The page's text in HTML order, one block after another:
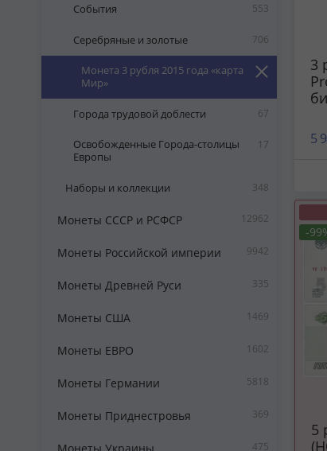
События 553
Серебряные и золотые
Монета 3 рубля 2015 года «карта
Мир»
706
Города трудовой доблести 67
Освобожденные Города-столицы
Европы
17
Наборы и коллекции 348
Монеты СССР и РСФСР 12962
Монеты Российской империи 9942
Монеты Древней Руси 335
Монеты США 1469
Монеты ЕВРО 1602
Монеты Германии 5818
Монеты Приднестровья 369
475
3
5
-
5 рублей 2022